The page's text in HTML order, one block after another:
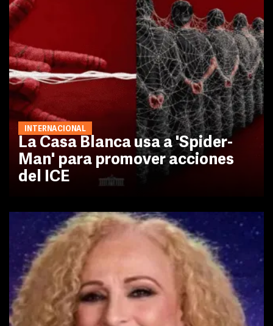
INTERNACIONAL
La Casa Blanca usa a 'Spider-
Man' para promover acciones
del ICE